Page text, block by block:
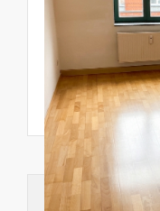
Suchhistorie